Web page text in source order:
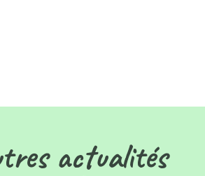
actualités